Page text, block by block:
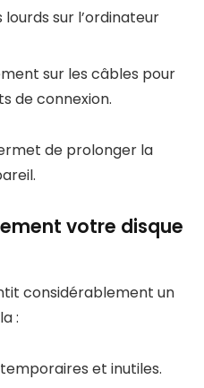
lourds sur l’ordinateur
sur les câbles pour
de connexion.
de prolonger la
votre disque
considérablement un
:
et inutiles.